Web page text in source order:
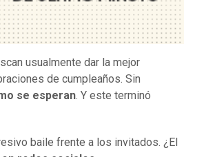
usualmente dar la mejor
de cumpleaños. Sin
se esperan. Y este terminó
baile frente a los invitados. ¿El